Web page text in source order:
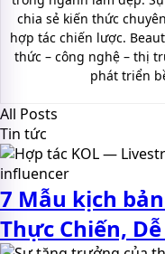
chia sẻ kiến thức
hợp tác chiến lược.
thức – công nghệ – thị
phát triển
All Posts
Tin tức
7 Mẫu kịch
Thực Chiến,